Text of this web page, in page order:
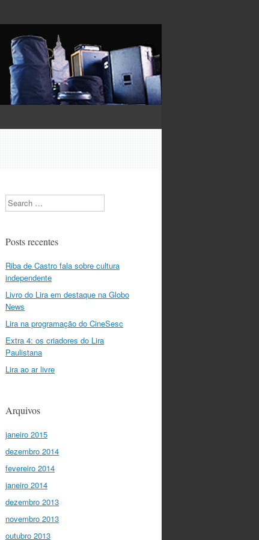
Search
Posts recentes
Riba de Castro fala sobre cultura
independente
Livro do Lira em destaque na Globo
News
Lira na programação do CineSesc
Extra 4: os criadores do Lira
Paulistana
Lira ao ar livre
Arquivos
janeiro 2015
dezembro 2014
fevereiro 2014
janeiro 2014
dezembro 2013
novembro 2013
outubro 2013